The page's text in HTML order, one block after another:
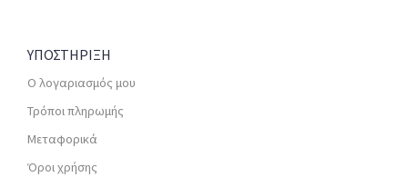
ΥΠΟΣΤΗΡΙΞΗ
Ο λογαριασμός μου
Τρόποι πληρωμής
Μεταφορικά
Όροι χρήσης